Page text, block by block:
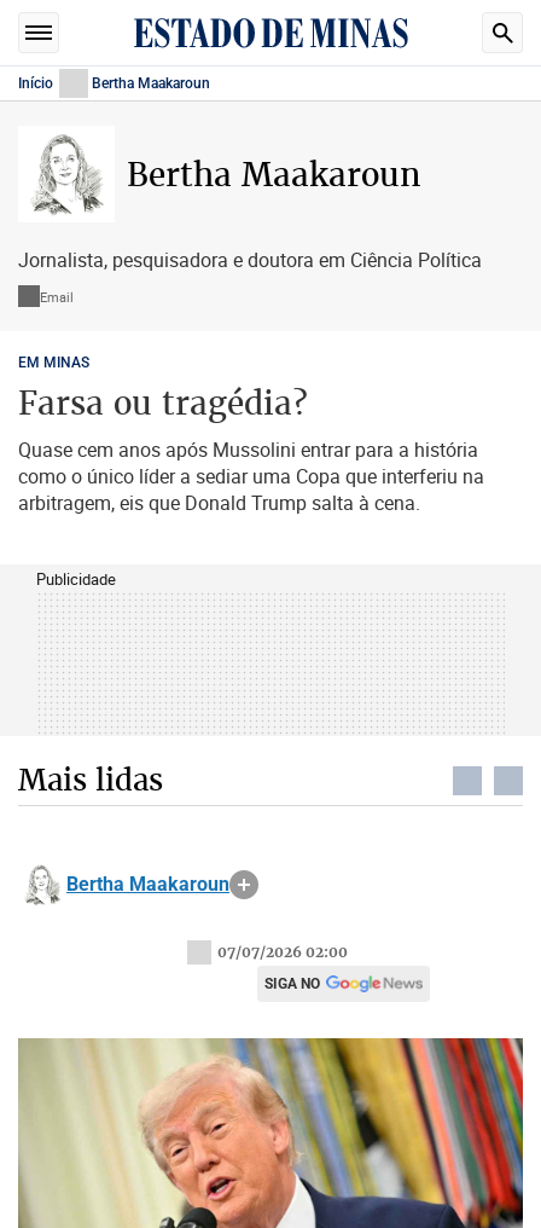
Início Bertha Maakaroun
Bertha Maakaroun
Jornalista, pesquisadora e doutora em Ciência Política
Email
EM MINAS
Farsa ou tragédia?
Quase cem anos após Mussolini entrar para a história
como o único líder a sediar uma Copa que interferiu na
arbitragem, eis que Donald Trump salta à cena.
Publicidade
Mais lidas
Bertha Maakaroun
07/07/2026 02:00
SIGA NO